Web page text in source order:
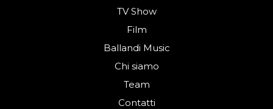
TV Show
Film
Ballandi Music
Chi siamo
Team
Contatti